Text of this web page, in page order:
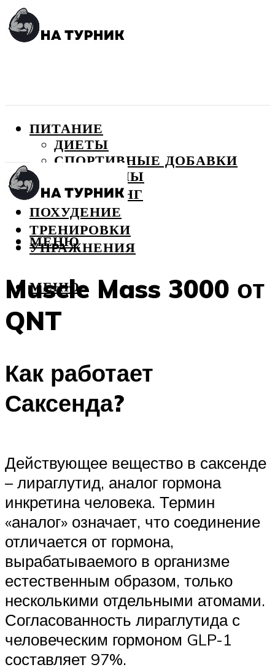
ПИТАНИЕ
ДИЕТЫ
СПОРТИВНЫЕ ДОБАВКИ
ВИТАМИНЫ
БОДИБИЛДИНГ
ПОХУДЕНИЕ
ТРЕНИРОВКИ
УПРАЖНЕНИЯ
МЕНЮ
МЕНЮ
Muscle Mass 3000 от
QNT
Как работает
Саксенда?
Действующее вещество в саксенде
– лираглутид, аналог гормона
инкретина человека. Термин
«аналог» означает, что соединение
отличается от гормона,
вырабатываемого в организме
естественным образом, только
несколькими отдельными атомами.
Согласованность лираглутида с
человеческим гормоном GLP-1
составляет 97%.